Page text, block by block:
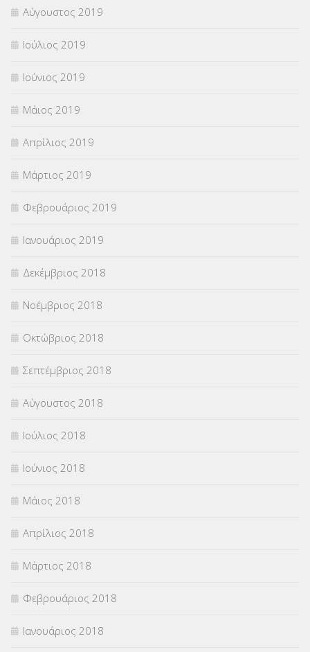
Αύγουστος 2019
Ιούλιος 2019
Ιούνιος 2019
Μάιος 2019
Απρίλιος 2019
Μάρτιος 2019
Φεβρουάριος 2019
Ιανουάριος 2019
Δεκέμβριος 2018
Νοέμβριος 2018
Οκτώβριος 2018
Σεπτέμβριος 2018
Αύγουστος 2018
Ιούλιος 2018
Ιούνιος 2018
Μάιος 2018
Απρίλιος 2018
Μάρτιος 2018
Φεβρουάριος 2018
Ιανουάριος 2018